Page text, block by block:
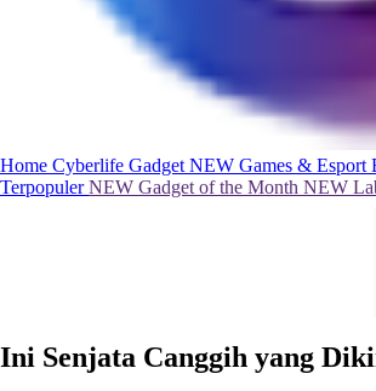
Home Cyberlife Gadget NEW Games & Esport
TerpopulerNEW Gadget of the Month NEW
Ini Senjata Canggih yang